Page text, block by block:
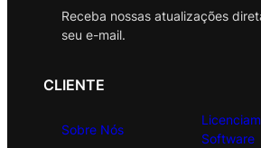
Receba nossas atualizações
seu e-mail.
CLIENTE
Sobre Nós
Software